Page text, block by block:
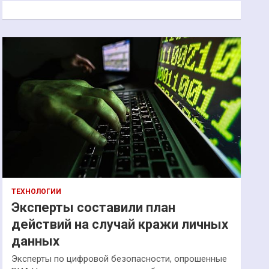
к
ТЕХНОЛОГИИ
Эксперты составили план
действий на случай кражи личных
данных
Эксперты по цифровой безопасности, опрошенные